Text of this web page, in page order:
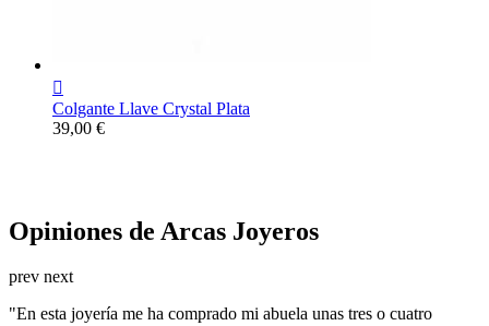

Colgante Llave Crystal Plata
Precio
39,00 €
Opiniones de Arcas Joyeros
prev next
"En esta joyería me ha comprado mi abuela unas tres o cuatro